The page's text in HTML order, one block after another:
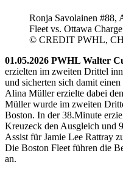
Ronja Savolainen #88,
Fleet vs. Ottawa
© CREDIT PWHL,
01.05.2026 PWHL Walter
erzielten im zweiten Drittel
und sicherten sich damit
Alina Müller erzielte dabei
Müller wurde im zweiten
Boston. In der 38.Minute
Kreuzeck den Ausgleich und
Assist für Jamie Lee Rattray
Die Boston Fleet führen die
an.